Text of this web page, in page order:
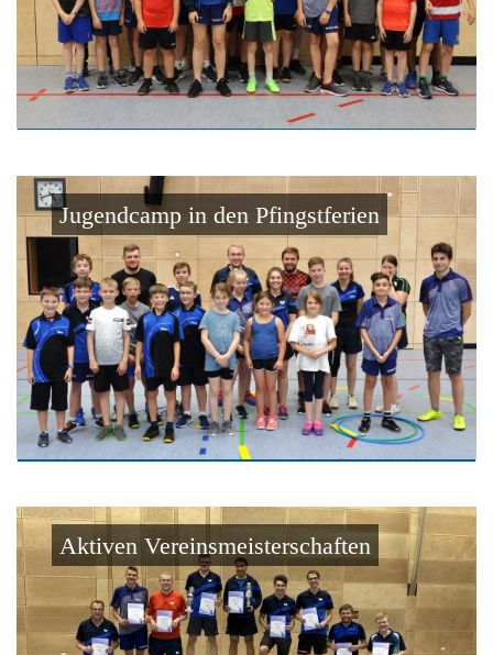
Jugendcamp in den Pfingstferien
Aktiven Vereinsmeisterschaften